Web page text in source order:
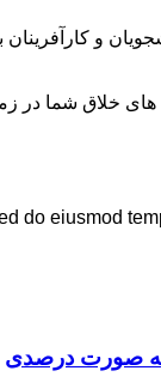
و
شما در
do eiusmod
به صورت درصدی